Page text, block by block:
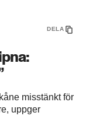
DELA
misstänkt för
uppger